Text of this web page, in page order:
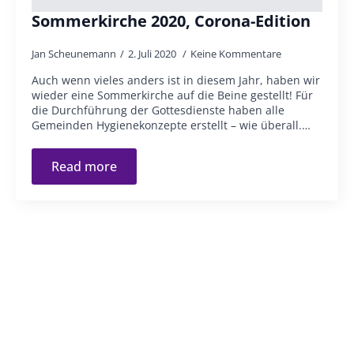
Sommerkirche 2020, Corona-Edition
Jan Scheunemann 2. Juli 2020 Keine Kommentare
Auch wenn vieles anders ist in diesem Jahr, haben wir
wieder eine Sommerkirche auf die Beine gestellt! Für
die Durchführung der Gottesdienste haben alle
Gemeinden Hygienekonzepte erstellt – wie überall.…
Read more